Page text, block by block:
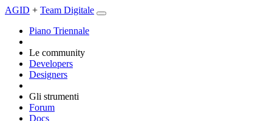
AGID + Team Digitale
Piano Triennale
Le community
Developers
Designers
Gli strumenti
Forum
Docs